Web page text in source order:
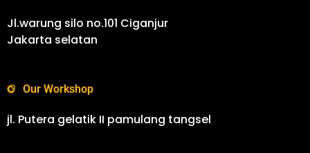
Jl.warung silo no.101 Ciganjur
Jakarta selatan
Our Workshop
jl. Putera gelatik II pamulang tangsel